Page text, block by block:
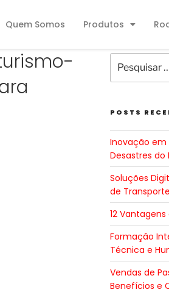
Quem Somos Produtos
POSTS
Inovação em
Desastres do
Soluções
de
12
Formação
Técnica e
Vendas de
Benefícios e